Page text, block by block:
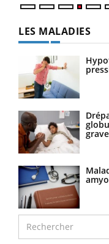
LES MALADIES